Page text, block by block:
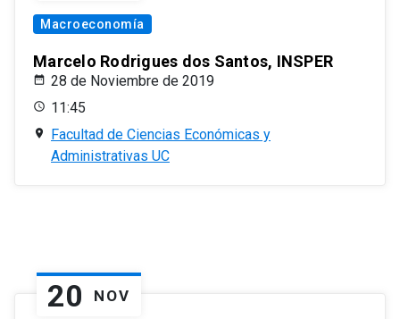
Macroeconomía
Marcelo Rodrigues dos Santos, INSPER
28 de Noviembre de 2019
11:45
Facultad de Ciencias Económicas y
Administrativas UC
20 NOV